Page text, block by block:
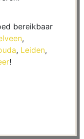
bereikbaar
,
, Leiden,
!